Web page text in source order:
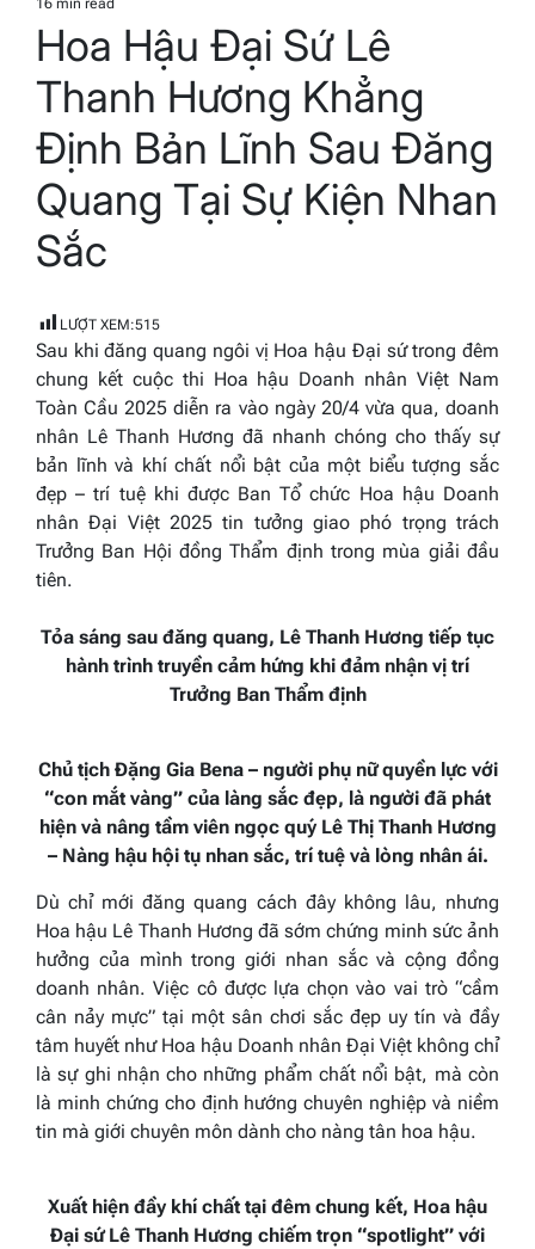
Estimated
read
16 min read
Hoa Hậu Đại Sứ Lê
Thanh Hương Khẳng
Định Bản Lĩnh Sau Đăng
Quang Tại Sự Kiện Nhan
Sắc
LƯỢT XEM:515
Sau khi đăng quang ngôi vị Hoa hậu Đại sứ trong đêm
chung kết cuộc thi Hoa hậu Doanh nhân Việt Nam
Toàn Cầu 2025 diễn ra vào ngày 20/4 vừa qua, doanh
nhân Lê Thanh Hương đã nhanh chóng cho thấy sự
bản lĩnh và khí chất nổi bật của một biểu tượng sắc
đẹp – trí tuệ khi được Ban Tổ chức Hoa hậu Doanh
nhân Đại Việt 2025 tin tưởng giao phó trọng trách
Trưởng Ban Hội đồng Thẩm định trong mùa giải đầu
tiên.
Tỏa sáng sau đăng quang, Lê Thanh Hương tiếp tục
hành trình truyền cảm hứng khi đảm nhận vị trí
Trưởng Ban Thẩm định
Chủ tịch Đặng Gia Bena – người phụ nữ quyền lực với
“con mắt vàng” của làng sắc đẹp, là người đã phát
hiện và nâng tầm viên ngọc quý Lê Thị Thanh Hương
– Nàng hậu hội tụ nhan sắc, trí tuệ và lòng nhân ái.
Dù chỉ mới đăng quang cách đây không lâu, nhưng
Hoa hậu Lê Thanh Hương đã sớm chứng minh sức ảnh
hưởng của mình trong giới nhan sắc và cộng đồng
doanh nhân. Việc cô được lựa chọn vào vai trò “cầm
cân nảy mực” tại một sân chơi sắc đẹp uy tín và đầy
tâm huyết như Hoa hậu Doanh nhân Đại Việt không chỉ
là sự ghi nhận cho những phẩm chất nổi bật, mà còn
là minh chứng cho định hướng chuyên nghiệp và niềm
tin mà giới chuyên môn dành cho nàng tân hoa hậu.
Xuất hiện đầy khí chất tại đêm chung kết, Hoa hậu
Đại sứ Lê Thanh Hương chiếm trọn “spotlight” với